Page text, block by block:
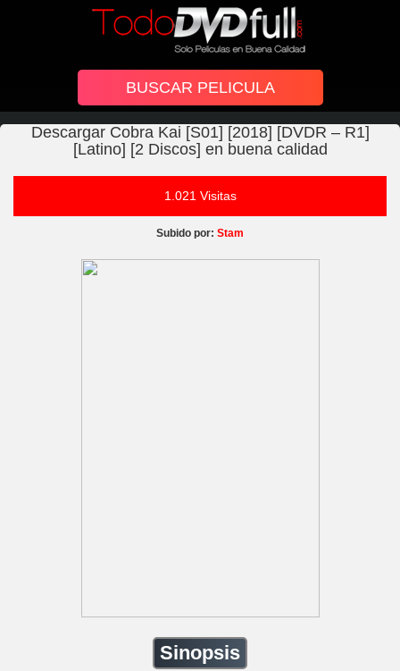
Descargar Cobra Kai [S01] [2018] [DVDR – R1]
[Latino] [2 Discos] en buena calidad
1.021 Visitas
Subido por: Stam
Sinopsis